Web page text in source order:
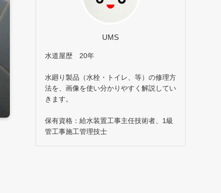
UMS
水道屋歴 20年
水廻り製品（水栓・トイレ、等）の修理方
法を、画像を使い分かりやすく解説してい
きます。
保有資格：給水装置工事主任技術者、1級
管工事施工管理技士